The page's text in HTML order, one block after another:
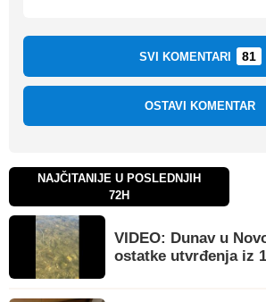
SVI KOMENTARI 81
OSTAVI KOMENTAR
NAJČITANIJE U POSLEDNJIH
72H
VIDEO: Dunav u
ostatke utvrđenja iz